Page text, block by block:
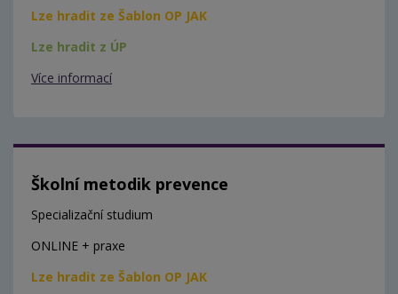
Lze hradit ze Šablon OP JAK
Lze hradit z ÚP
Více informací
Školní metodik prevence
Specializační studium
ONLINE + praxe
Lze hradit ze Šablon OP JAK